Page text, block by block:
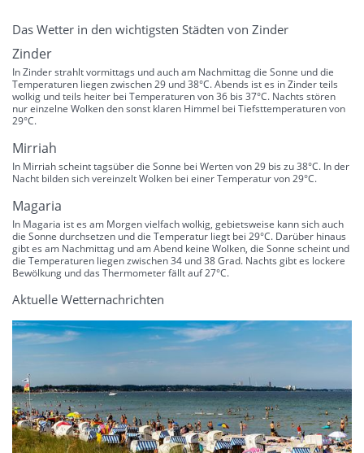
Das Wetter in den wichtigsten Städten von Zinder
Zinder
In Zinder strahlt vormittags und auch am Nachmittag die Sonne und die
Temperaturen liegen zwischen 29 und 38°C. Abends ist es in Zinder teils
wolkig und teils heiter bei Temperaturen von 36 bis 37°C. Nachts stören
nur einzelne Wolken den sonst klaren Himmel bei Tiefsttemperaturen von
29°C.
Mirriah
In Mirriah scheint tagsüber die Sonne bei Werten von 29 bis zu 38°C. In der
Nacht bilden sich vereinzelt Wolken bei einer Temperatur von 29°C.
Magaria
In Magaria ist es am Morgen vielfach wolkig, gebietsweise kann sich auch
die Sonne durchsetzen und die Temperatur liegt bei 29°C. Darüber hinaus
gibt es am Nachmittag und am Abend keine Wolken, die Sonne scheint und
die Temperaturen liegen zwischen 34 und 38 Grad. Nachts gibt es lockere
Bewölkung und das Thermometer fällt auf 27°C.
Aktuelle Wetternachrichten